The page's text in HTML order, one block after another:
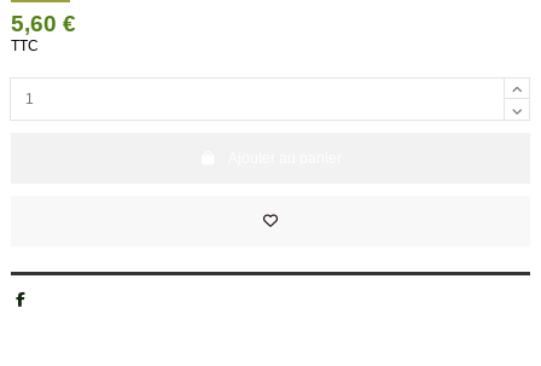
5,60 €
TTC